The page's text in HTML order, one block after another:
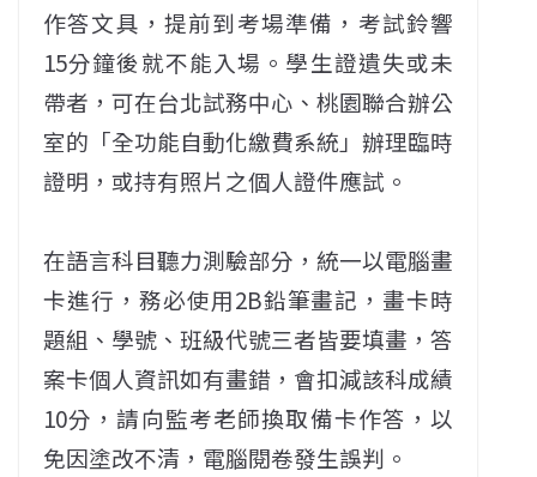
作答文具，提前到考場準備，考試鈴響
15分鐘後就不能入場。學生證遺失或未
帶者，可在台北試務中心、桃園聯合辦公
室的「全功能自動化繳費系統」辦理臨時
證明，或持有照片之個人證件應試。
在語言科目聽力測驗部分，統一以電腦畫
卡進行，務必使用2B鉛筆畫記，畫卡時
題組、學號、班級代號三者皆要填畫，答
案卡個人資訊如有畫錯，會扣減該科成績
10分，請向監考老師換取備卡作答，以
免因塗改不清，電腦閱卷發生誤判。